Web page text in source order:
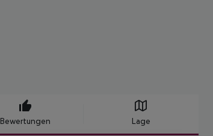
Bewertungen Lage